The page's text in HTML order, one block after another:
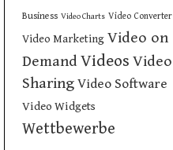
Business Video Charts Video Converter
Video Marketing Video on
Demand Videos Video
Sharing Video Software
Video Widgets
Wettbewerbe